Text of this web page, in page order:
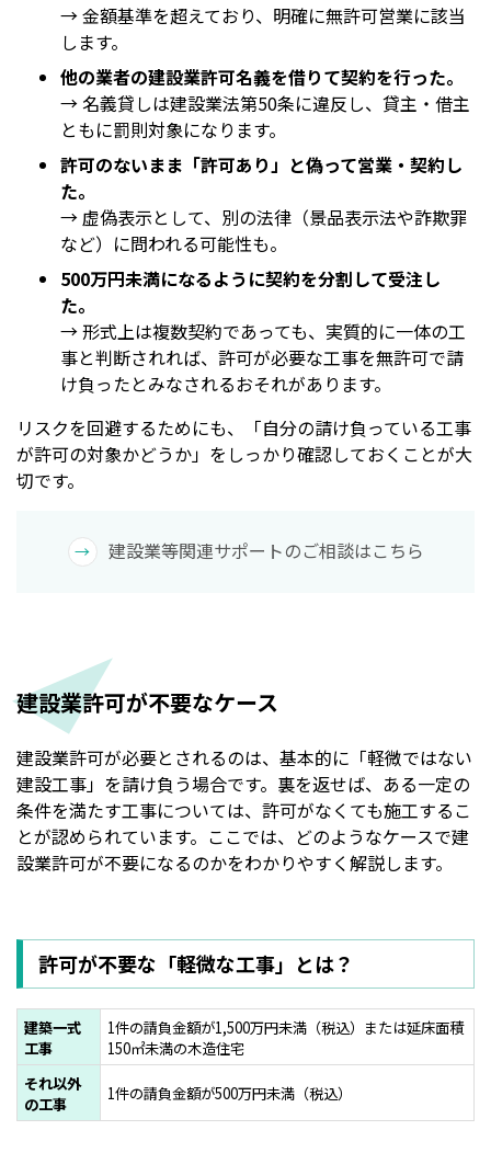
→ 金額基準を超えており、明確に無許可営業に該当
します。
他の業者の建設業許可名義を借りて契約を行った。
→ 名義貸しは建設業法第50条に違反し、貸主・借主
ともに罰則対象になります。
許可のないまま「許可あり」と偽って営業・契約し
た。
→ 虚偽表示として、別の法律（景品表示法や詐欺罪
など）に問われる可能性も。
500万円未満になるように契約を分割して受注し
た。
→ 形式上は複数契約であっても、実質的に一体の工
事と判断されれば、許可が必要な工事を無許可で請
け負ったとみなされるおそれがあります。
リスクを回避するためにも、「自分の請け負っている工事
が許可の対象かどうか」をしっかり確認しておくことが大
切です。
建設業等関連サポートのご相談はこちら
建設業許可が不要なケース
建設業許可が必要とされるのは、基本的に「軽微ではない
建設工事」を請け負う場合です。裏を返せば、ある一定の
条件を満たす工事については、許可がなくても施工するこ
とが認められています。ここでは、どのようなケースで建
設業許可が不要になるのかをわかりやすく解説します。
許可が不要な「軽微な工事」とは？
建築一式
工事
1件の請負金額が1,500万円未満（税込）または延床面積
150㎡未満の木造住宅
それ以外
の工事
1件の請負金額が500万円未満（税込）